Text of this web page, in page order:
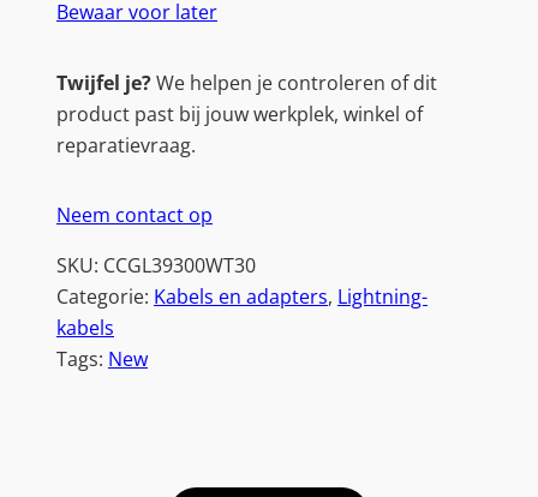
Bewaar voor later
Twijfel je?We helpen je controleren of dit
product past bij jouw werkplek, winkel of
reparatievraag.
Neem contact op
SKU: CCGL39300WT30
Categorie: Kabels en adapters, Lightning-
kabels
Tags: New